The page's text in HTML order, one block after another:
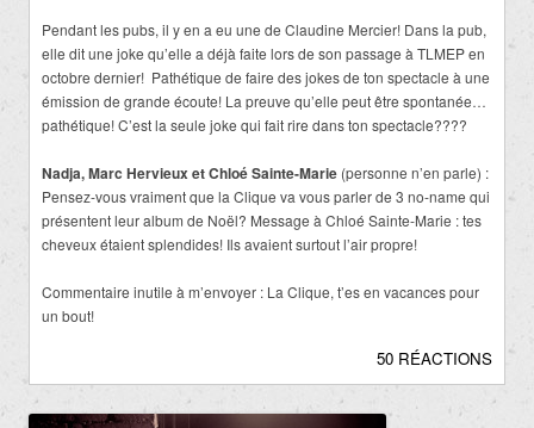
Pendant les pubs, il y en a eu une de Claudine Mercier! Dans la pub,
elle dit une joke qu’elle a déjà faite lors de son passage à TLMEP en
octobre dernier! Pathétique de faire des jokes de ton spectacle à une
émission de grande écoute! La preuve qu’elle peut être spontanée…
pathétique! C’est la seule joke qui fait rire dans ton spectacle????
Nadja, Marc Hervieux et Chloé Sainte-Marie (personne n’en parle) :
Pensez-vous vraiment que la Clique va vous parler de 3 no-name qui
présentent leur album de Noël? Message à Chloé Sainte-Marie : tes
cheveux étaient splendides! Ils avaient surtout l’air propre!
Commentaire inutile à m’envoyer : La Clique, t’es en vacances pour
un bout!
50 RÉACTIONS